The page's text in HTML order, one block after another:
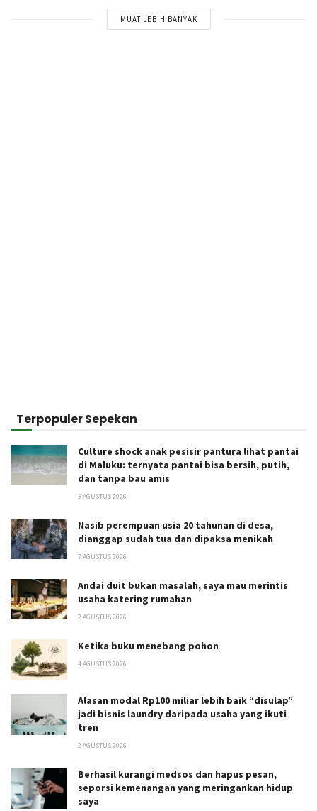
MUAT LEBIH BANYAK
Terpopuler Sepekan
Culture shock anak pesisir pantura lihat pantai
di Maluku: ternyata pantai bisa bersih, putih,
dan tanpa bau amis
5 AGUSTUS 2026
Nasib perempuan usia 20 tahunan di desa,
dianggap sudah tua dan dipaksa menikah
7 AGUSTUS 2026
Andai duit bukan masalah, saya mau merintis
usaha katering rumahan
2 AGUSTUS 2026
Ketika buku menebang pohon
4 AGUSTUS 2026
Alasan modal Rp100 miliar lebih baik “disulap”
jadi bisnis laundry daripada usaha yang ikuti
tren
2 AGUSTUS 2026
Berhasil kurangi medsos dan hapus pesan,
seporsi kemenangan yang meringankan hidup
saya